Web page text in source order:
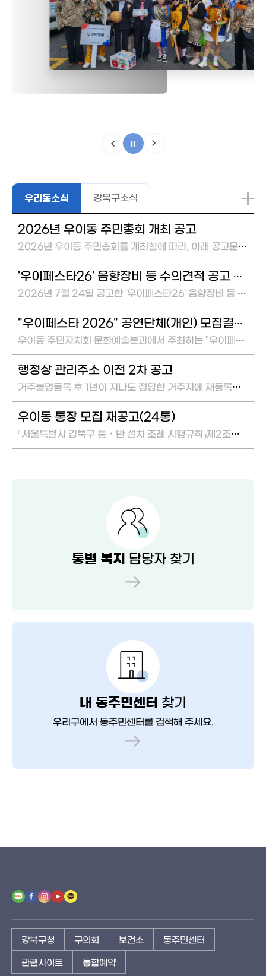
우리동소식 강북구소식
2026년 우이동 주민총회 개최 공고
2026년 우이동 주민총회를 개최함에 따라, 아래 공고문을 게시합니다. ○ 일 ...
'우이페스타26' 음향장비 등 수의견적 공고 결과
2026년 7월 24일 공고한 '우이페스타26' 음향장비 등 수의견적 공...
"우이페스타 2026" 공연단체(개인) 모집결과 공고
우이동 주민자치회 문화예술분과에서 주최하는 "우이페스타 2026"와 관련하여 붙임과 같이 ...
행정상 관리주소 이전 2차 공고
거주불명등록 후 1년이 지나도 정당한 거주지에 재등록하지 않은 신고의무자에 대하여 붙임과 ...
우이동 통장 모집 재공고(24통)
「서울특별시 강북구 통・반 설치 조례 시행규칙」제2조에 따라 아래와 같이 통장을 공개 모집...
통별 복지 담당자 찾기
내 동주민센터 찾기
우리구에서 동주민센터를 검색해 주세요.
강북구청 구의회 보건소 동주민센터
관련사이트 통합예약